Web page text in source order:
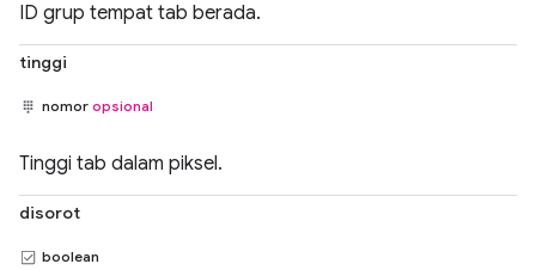
ID grup tempat tab berada.
tinggi
nomor opsional
Tinggi tab dalam piksel.
disorot
boolean